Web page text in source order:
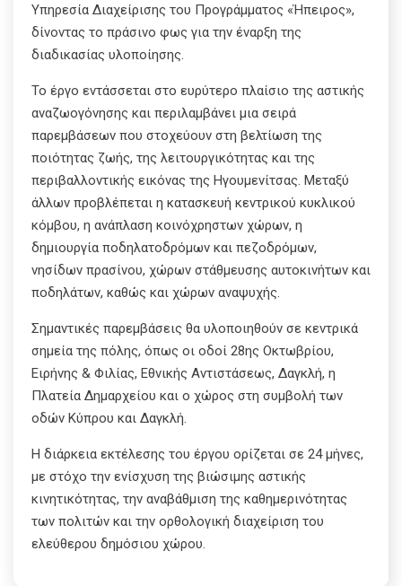
Υπηρεσία Διαχείρισης του Προγράμματος «Ήπειρος»,
δίνοντας το πράσινο φως για την έναρξη της
διαδικασίας υλοποίησης.
Το έργο εντάσσεται στο ευρύτερο πλαίσιο της αστικής
αναζωογόνησης και περιλαμβάνει μια σειρά
παρεμβάσεων που στοχεύουν στη βελτίωση της
ποιότητας ζωής, της λειτουργικότητας και της
περιβαλλοντικής εικόνας της Ηγουμενίτσας. Μεταξύ
άλλων προβλέπεται η κατασκευή κεντρικού κυκλικού
κόμβου, η ανάπλαση κοινόχρηστων χώρων, η
δημιουργία ποδηλατοδρόμων και πεζοδρόμων,
νησίδων πρασίνου, χώρων στάθμευσης αυτοκινήτων και
ποδηλάτων, καθώς και χώρων αναψυχής.
Σημαντικές παρεμβάσεις θα υλοποιηθούν σε κεντρικά
σημεία της πόλης, όπως οι οδοί 28ης Οκτωβρίου,
Ειρήνης & Φιλίας, Εθνικής Αντιστάσεως, Δαγκλή, η
Πλατεία Δημαρχείου και ο χώρος στη συμβολή των
οδών Κύπρου και Δαγκλή.
Η διάρκεια εκτέλεσης του έργου ορίζεται σε 24 μήνες,
με στόχο την ενίσχυση της βιώσιμης αστικής
κινητικότητας, την αναβάθμιση της καθημερινότητας
των πολιτών και την ορθολογική διαχείριση του
ελεύθερου δημόσιου χώρου.